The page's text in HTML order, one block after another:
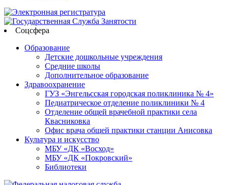
Соцсфера
Образование
Детские дошкольные учреждения
Средние школы
Дополнительное образование
Здравоохранение
ГУЗ «Энгельсская городская поликлиника № 4»
Педиатрическое отделение поликлиники № 4
Отделение общей врачебной практики села
Квасниковка
Офис врача общей практики станции Анисовка
Культура и искусство
МБУ «ДК «Восход»
МБУ «ДК «Покровский»
Библиотеки